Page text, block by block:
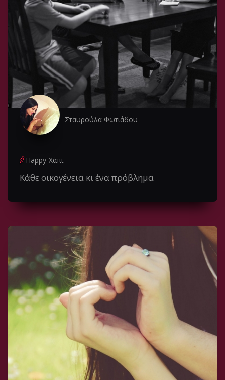
Σταυρούλα Φωτιάδου
Happy-Χάπι
Κάθε οικογένεια κι ένα πρόβλημα